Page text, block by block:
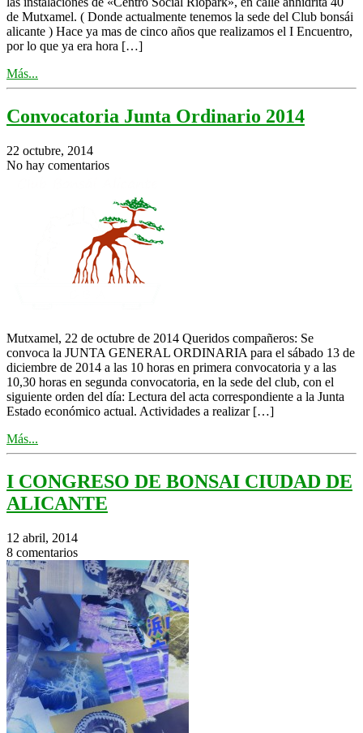
de Mutxamel. ( Donde actualmente tenemos la sede del Club bonsái
alicante ) Hace ya mas de cinco años que realizamos el I Encuentro,
por lo que ya era hora […]
Más...
Convocatoria Junta Ordinario 2014
22 octubre, 2014
No hay comentarios
Mutxamel, 22 de octubre de 2014 Queridos compañeros: Se
convoca la JUNTA GENERAL ORDINARIA para el sábado 13 de
diciembre de 2014 a las 10 horas en primera convocatoria y a las
10,30 horas en segunda convocatoria, en la sede del club, con el
siguiente orden del día: Lectura del acta correspondiente a la Junta
Estado económico actual. Actividades a realizar […]
Más...
I CONGRESO DE BONSAI CIUDAD DE
ALICANTE
12 abril, 2014
8 comentarios